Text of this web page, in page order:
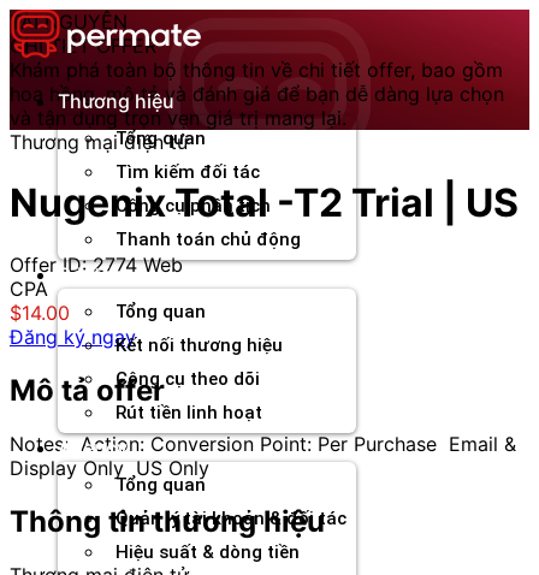
Chuyển
đến
nội
dungThương hiệu
Tổng quan
Tìm kiếm đối tác
Công cụ phân tích
Thanh toán chủ động
Đối tác
Tổng quan
Kết nối thương hiệu
Công cụ theo dõi
Rút tiền linh hoạt
Agency
Tổng quan
Quản lý tài khoản & đối tác
Hiệu suất & dòng tiền
TÀI NGUYÊN
CHI TIẾT OFFER
Khám phá toàn bộ thông tin về chi tiết offer, bao gồm
hoa hồng, mô tả và đánh giá để bạn dễ dàng lựa chọn
và tận dụng trọn vẹn giá trị mang lại.
Thương mại điện tử
Nugenix Total -T2 Trial | US
Offer ID: 2774 Web
CPA
$14.00
Đăng ký ngay
Mô tả offer
Notes: Action: Conversion Point: Per Purchase Email &
Display Only US Only
Thông tin thương hiệu